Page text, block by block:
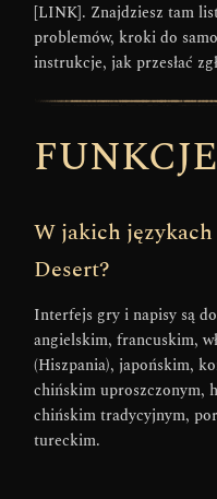
[LINK]. Znajdziesz tam
problemów, kroki do
instrukcje, jak przesłać
FUNKCJE
W jakich
Desert?
Interfejs gry i napisy są
angielskim, francuskim,
(Hiszpania), japońskim,
chińskim uproszczonym,
chińskim tradycyjnym,
tureckim.